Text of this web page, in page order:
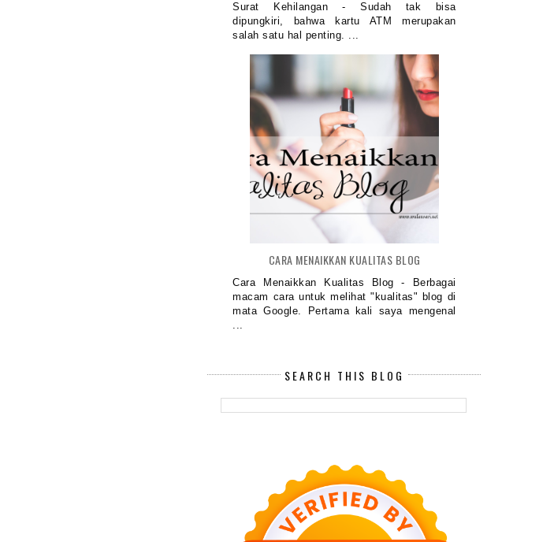
Surat Kehilangan - Sudah tak bisa
dipungkiri, bahwa kartu ATM merupakan
salah satu hal penting. ...
CARA MENAIKKAN KUALITAS BLOG
Cara Menaikkan Kualitas Blog - Berbagai
macam cara untuk melihat "kualitas" blog di
mata Google. Pertama kali saya mengenal
...
SEARCH THIS BLOG